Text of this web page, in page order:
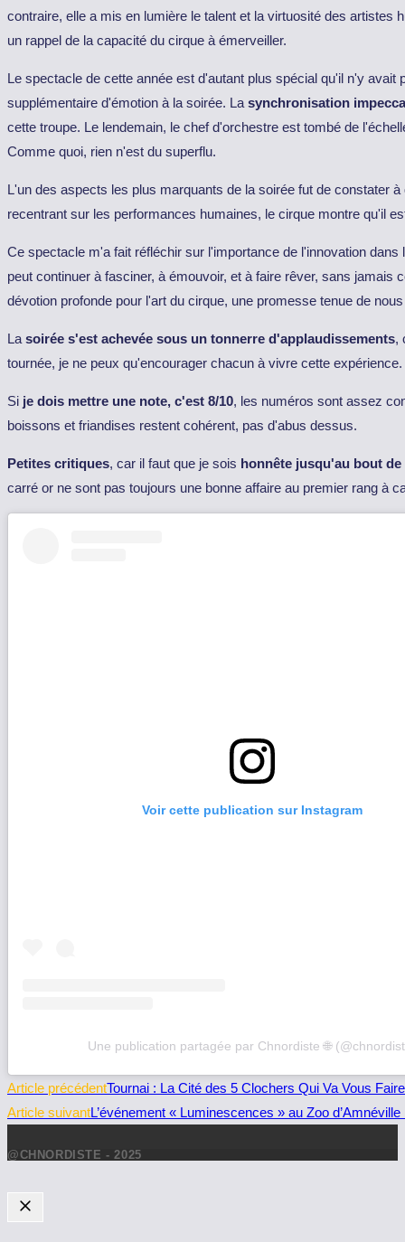
contraire, elle a mis en lumière le talent et la virtuosité des
un rappel de la capacité du cirque à émerveiller.
Le spectacle de cette année est d'autant plus spécial qu'il n'y
supplémentaire d'émotion à la soirée. La synchronisation
cette troupe. Le lendemain, le chef d'orchestre est tombé de
Comme quoi, rien n'est du superflu.
L'un des aspects les plus marquants de la soirée fut de constater
recentrant sur les performances humaines, le cirque montre qu'il
Ce spectacle m'a fait réfléchir sur l'importance de l'innovation
peut continuer à fasciner, à émouvoir, et à faire rêver, sans
dévotion profonde pour l'art du cirque, une promesse tenue de
La soirée s'est achevée sous un tonnerre d'applaudissements,
tournée, je ne peux qu'encourager chacun à vivre cette
Si je dois mettre une note, c'est 8/10, les numéros sont assez
boissons et friandises restent cohérent, pas d'abus dessus.
Petites critiques, car il faut que je sois honnête jusqu'au bout
carré or ne sont pas toujours une bonne affaire au premier rang à
Voir cette publication sur Instagram
Une publication partagée par Chnordiste 🌐
Read
more
Article précédentTournai : La Cité des 5 Clochers Qui Va Vous
Article suivantL’événement « Luminescences » au Zoo
@CHNORDISTE - 2025